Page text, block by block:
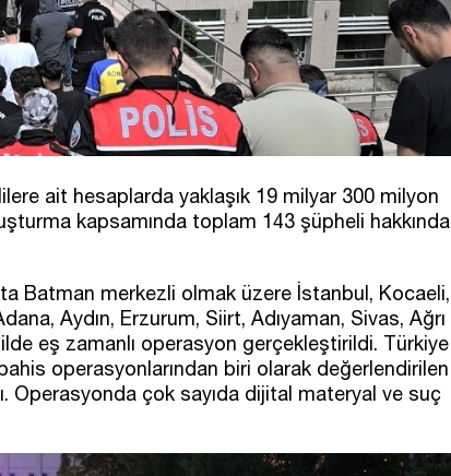
ait hesaplarda yaklaşık 19 milyar 300 milyon
kapsamında toplam 143 şüpheli hakkında
Batman merkezli olmak üzere İstanbul, Kocaeli,
Aydın, Erzurum, Siirt, Adıyaman, Sivas, Ağrı
eş zamanlı operasyon gerçekleştirildi. Türkiye
operasyonlarından biri olarak değerlendirilen
Operasyonda çok sayıda dijital materyal ve suç